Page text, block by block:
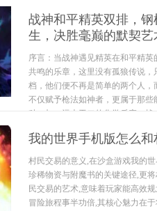
战神和平精英双排，
生，决胜毫巅的默契艺
序言：当战神遇见精英在和平精
共鸣的乐章，这里没有孤狼传说
档，他们便不再是简单的两个人
不仅赋予枪法如神者，更属于那
种一加一远大于二的化学反应。战
我的世界手机版怎么
村民交易的意义,在沙盒游戏我的
珍稀物资与附魔书的关键途径,更
民交易的艺术,意味着玩家能高效
冒险旅程事半功倍,其核心魅力在